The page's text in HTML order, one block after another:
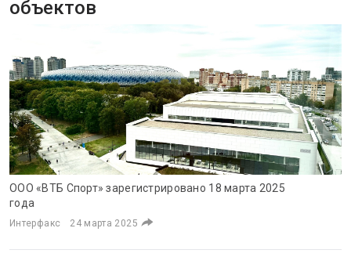
объектов
ООО «ВТБ Спорт» зарегистрировано 18 марта 2025
года
Интерфакс 24 марта 2025